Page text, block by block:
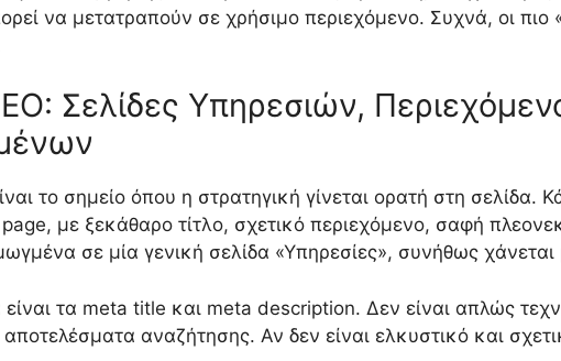
να μετατραπούν σε χρήσιμο περιεχόμενο. Συχνά, οι πιο
Σελίδες Υπηρεσιών,
το σημείο όπου η στρατηγική γίνεται ορατή στη σελίδα.
με ξεκάθαρο τίτλο, σχετικό περιεχόμενο, σαφή
σε μία γενική σελίδα «Υπηρεσίες», συνήθως
τα meta title και meta description. Δεν είναι απλώς
αναζήτησης. Αν δεν είναι ελκυστικό και